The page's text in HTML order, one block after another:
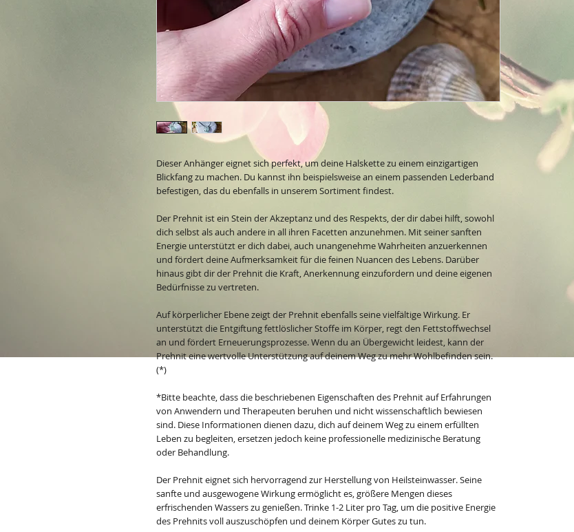
Dieser Anhänger eignet sich perfekt, um deine Halskette zu einem einzigartigen
Blickfang zu machen. Du kannst ihn beispielsweise an einem passenden Lederband
befestigen, das du ebenfalls in unserem Sortiment findest.
Der Prehnit ist ein Stein der Akzeptanz und des Respekts, der dir dabei hilft, sowohl
dich selbst als auch andere in all ihren Facetten anzunehmen. Mit seiner sanften
Energie unterstützt er dich dabei, auch unangenehme Wahrheiten anzuerkennen
und fördert deine Aufmerksamkeit für die feinen Nuancen des Lebens. Darüber
hinaus gibt dir der Prehnit die Kraft, Anerkennung einzufordern und deine eigenen
Bedürfnisse zu vertreten.
Auf körperlicher Ebene zeigt der Prehnit ebenfalls seine vielfältige Wirkung. Er
unterstützt die Entgiftung fettlöslicher Stoffe im Körper, regt den Fettstoffwechsel
an und fördert Erneuerungsprozesse. Wenn du an Übergewicht leidest, kann der
Prehnit eine wertvolle Unterstützung auf deinem Weg zu mehr Wohlbefinden sein.
(*)
*Bitte beachte, dass die beschriebenen Eigenschaften des Prehnit auf Erfahrungen
von Anwendern und Therapeuten beruhen und nicht wissenschaftlich bewiesen
sind. Diese Informationen dienen dazu, dich auf deinem Weg zu einem erfüllten
Leben zu begleiten, ersetzen jedoch keine professionelle medizinische Beratung
oder Behandlung.
Der Prehnit eignet sich hervorragend zur Herstellung von Heilsteinwasser. Seine
sanfte und ausgewogene Wirkung ermöglicht es, größere Mengen dieses
erfrischenden Wassers zu genießen. Trinke 1-2 Liter pro Tag, um die positive Energie
des Prehnits voll auszuschöpfen und deinem Körper Gutes zu tun.